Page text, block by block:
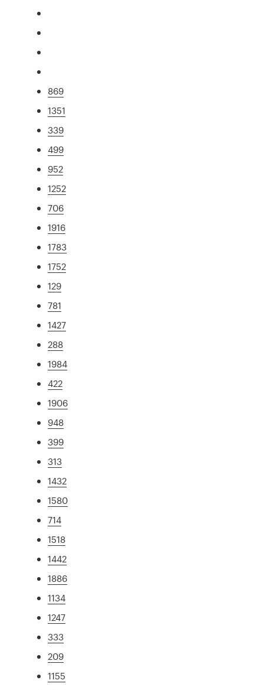
869
1351
339
499
952
1252
706
1916
1783
1752
129
781
1427
288
1984
422
1906
948
399
313
1432
1580
714
1518
1442
1886
1134
1247
333
209
1155